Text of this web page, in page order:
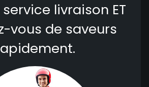
livraison ET
vous de saveurs